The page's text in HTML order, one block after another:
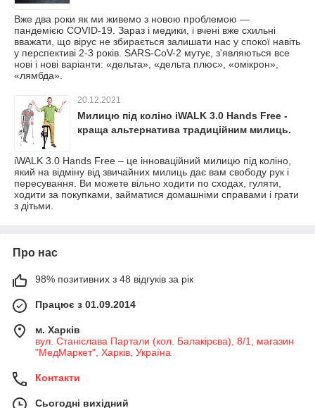
Вже два роки як ми живемо з новою проблемою —
пандемією COVID-19. Зараз і медики, і вчені вже схильні
вважати, що вірус не збирається залишати нас у спокої навіть
у перспективі 2-3 років. SARS-CoV-2 мутує, з'являються все
нові і нові варіанти: «дельта», «дельта плюс», «омікрон»,
«лямбда».
20.12.2021
Милицю під коліно iWALK 3.0 Hands Free -
краща альтернатива традиційним милиць.
iWALK 3.0 Hands Free – це інноваційний милицю під коліно,
який на відміну від звичайних милиць дає вам свободу рук і
пересування. Ви можете вільно ходити по сходах, гуляти,
ходити за покупками, займатися домашніми справами і грати
з дітьми.
Про нас
98% позитивних з 48 відгуків за рік
Працює з 01.09.2014
м. Харків
вул. Станіслава Партали (кол. Балакірєва), 8/1, магазин
"МедМаркет", Харків, Україна
Контакти
Сьогодні вихідний